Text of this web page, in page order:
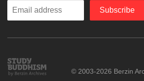
Enter
Subscribe
Study
Buddhism
© 2003-2026 Berzin